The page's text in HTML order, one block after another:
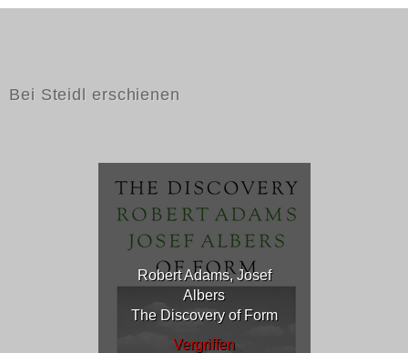
Bei Steidl erschienen
Robert Adams, Josef
Albers
The Discovery of Form
Vergriffen